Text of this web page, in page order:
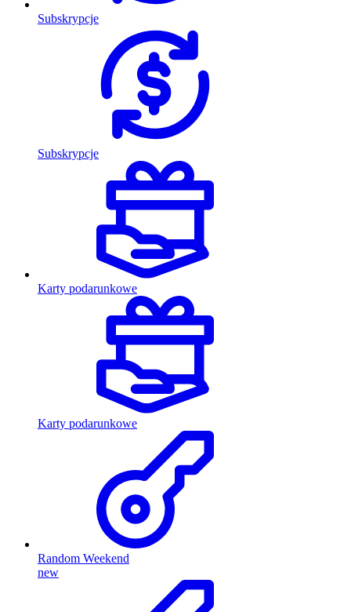
Subskrypcje
Subskrypcje
Karty podarunkowe
Karty podarunkowe
Random Weekend
new